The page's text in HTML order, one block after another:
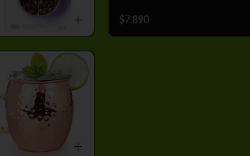
$7.890